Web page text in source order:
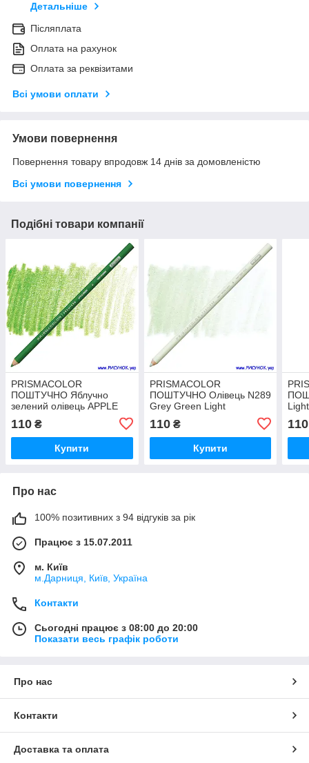
Детальніше
Післяплата
Оплата на рахунок
Оплата за реквізитами
Всі умови оплати
Умови повернення
Повернення товару впродовж 14 днів за домовленістю
Всі умови повернення
Подібні товари компанії
PRISMACOLOR
ПОШТУЧНО Яблучно
зелений олівець APPLE
110 ₴
Купити
PRISMACOLOR
ПОШТУЧНО Олівець N289
Grey Green Light
110₴
Купити
110
Про нас
100% позитивних з 94 відгуків за рік
Працює з 15.07.2011
м. Київ
м.Дарниця, Київ, Україна
Контакти
Сьогодні працює з 08:00 до 20:00
Показати весь графік роботи
Про нас
Контакти
Доставка та оплата